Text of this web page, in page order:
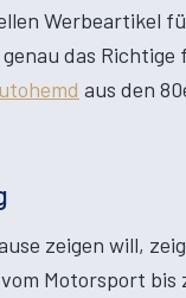
Werbeartikel
das
aus den
zeigen will,
Motorsport